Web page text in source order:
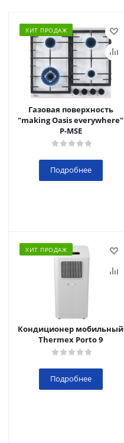
ХИТ ПРОДАЖ
Газовая поверхность
"making Oasis everywhere"
P-MSE
Подробнее
ХИТ ПРОДАЖ
Кондиционер мобильный
Thermex Porto 9
Подробнее